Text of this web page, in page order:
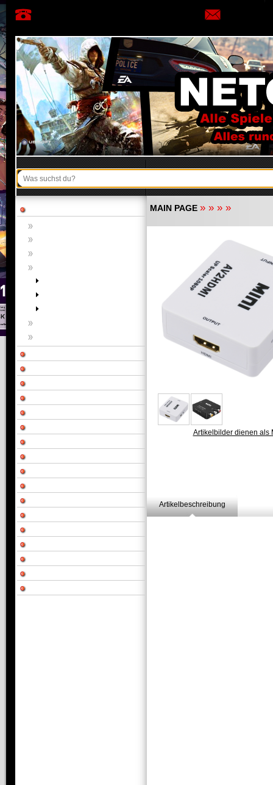
MAIN PAGE » » » »
Artikelbilder dienen als
Artikelbeschreibung